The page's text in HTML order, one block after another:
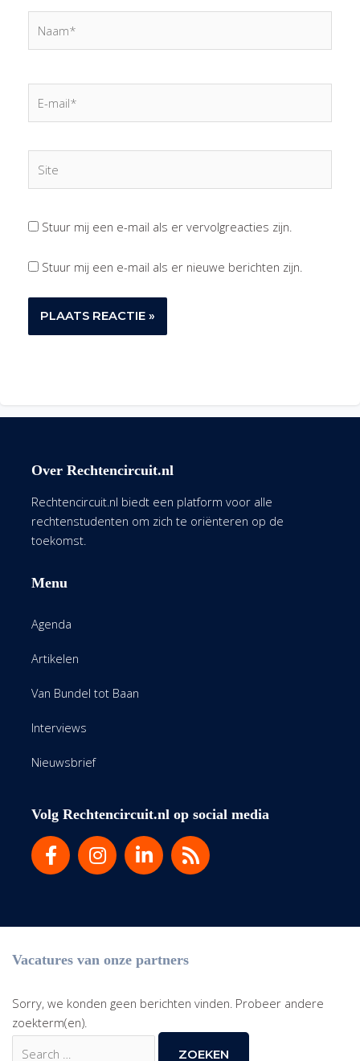
mail*
Stuur mij een e-mail als er vervolgreacties zijn.
Stuur mij een e-mail als er nieuwe berichten zijn.
Over Rechtencircuit.nl
Rechtencircuit.nl biedt een platform voor alle
rechtenstudenten om zich te oriënteren op de
toekomst.
Menu
Agenda
Artikelen
Van Bundel tot Baan
Interviews
Nieuwsbrief
Volg Rechtencircuit.nl op social media
Vacatures van onze partners
Sorry, we konden geen berichten vinden. Probeer andere
zoekterm(en).
Zoek